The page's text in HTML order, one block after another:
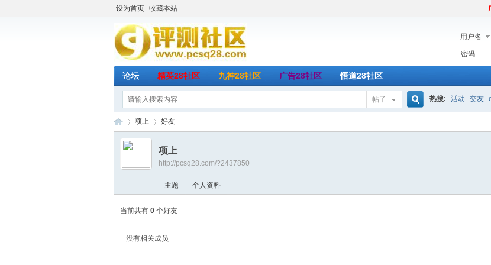
设为首页 收藏本站
用户名
密码
论坛 精英28社区 九神28社区 广告28社区 悟道28社区
帖子 热搜: 活动 交友
›
项上
›
好友
项上
http://pcsq28.com/?2437850
主题 个人资料
当前共有 0 个好友
没有相关成员